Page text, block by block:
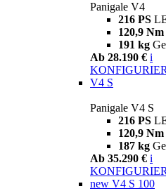
Panigale V4
216 PS
120,9 Nm
191 kg
Ab 28.190 € i
V4 S
Panigale V4 S
216 PS
120,9 Nm
187 kg
Ab 35.290 € i
new V4 S 100